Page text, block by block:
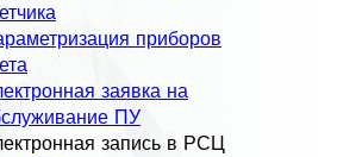
приборов
заявка на
ПУ
запись в РСЦ